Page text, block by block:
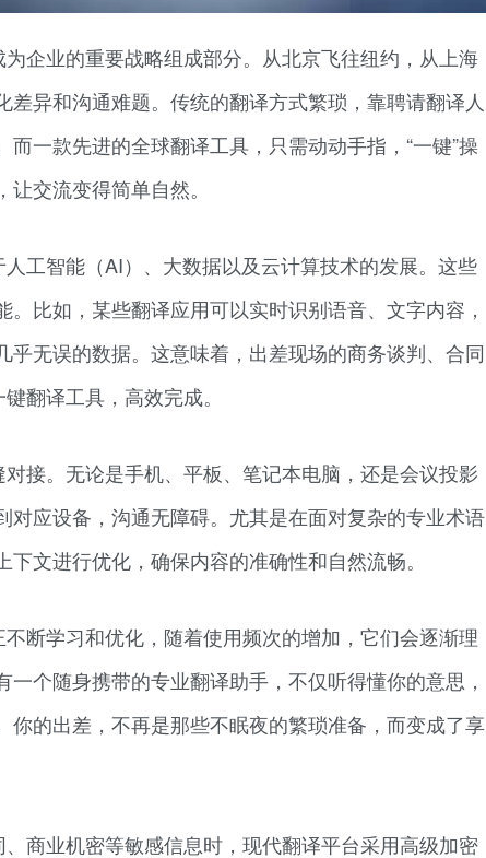
企业的重要战略组成部分。从北京飞往纽约，从上海
异和沟通难题。传统的翻译方式繁琐，靠聘请翻译人
一款先进的全球翻译工具，只需动动手指，“一键”操
交流变得简单自然。
工智能（AI）、大数据以及云计算技术的发展。这些
比如，某些翻译应用可以实时识别语音、文字内容，
无误的数据。这意味着，出差现场的商务谈判、合同
翻译工具，高效完成。
接。无论是手机、平板、笔记本电脑，还是会议投影
应设备，沟通无障碍。尤其是在面对复杂的专业术语
文进行优化，确保内容的准确性和自然流畅。
断学习和优化，随着使用频次的增加，它们会逐渐理
个随身携带的专业翻译助手，不仅听得懂你的意思，
的出差，不再是那些不眠夜的繁琐准备，而变成了享
商业机密等敏感信息时，现代翻译平台采用高级加密